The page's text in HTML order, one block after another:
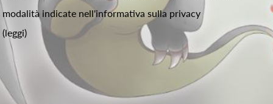
modalità indicate nell'informativa sulla privacy
(leggi)